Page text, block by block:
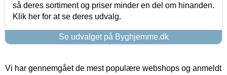
så deres sortiment og priser minder en del om hinanden.
Klik her for at se deres udvalg.
Se udvalget på Byghjemme.dk
Vi har gennemgået de mest populære webshops og anmeldt